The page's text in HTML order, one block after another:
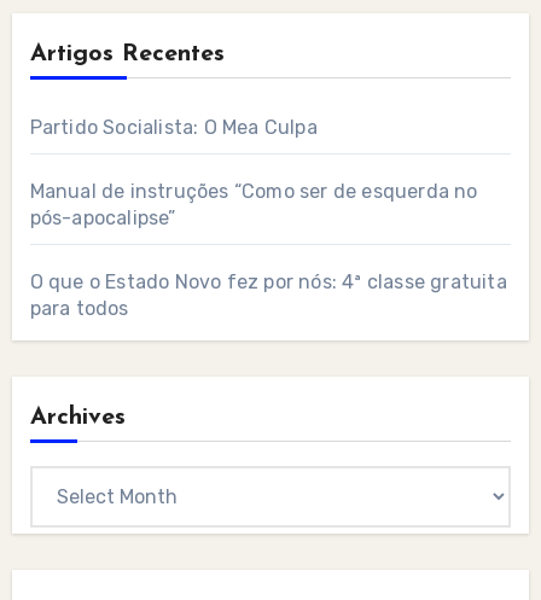
Artigos Recentes
Partido Socialista: O Mea Culpa
Manual de instruções “Como ser de esquerda no
pós-apocalipse”
O que o Estado Novo fez por nós: 4ª classe gratuita
para todos
Archives